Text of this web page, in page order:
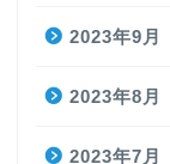
2023年9月
2023年8月
2023年7月